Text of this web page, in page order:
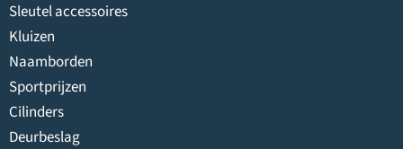
Sleutel accessoires
Kluizen
Naamborden
Sportprijzen
Cilinders
Deurbeslag